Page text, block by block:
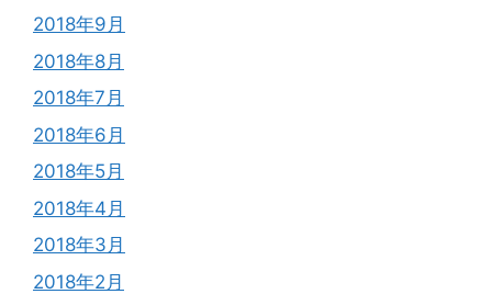
2018年9月
2018年8月
2018年7月
2018年6月
2018年5月
2018年4月
2018年3月
2018年2月